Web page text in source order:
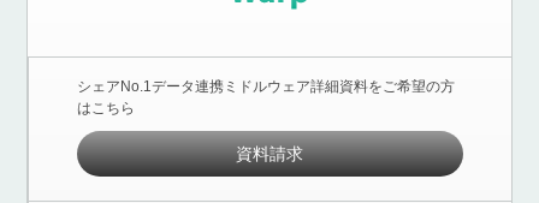
シェアNo.1データ連携ミドルウェア詳細資料をご希望の方
はこちら
資料請求